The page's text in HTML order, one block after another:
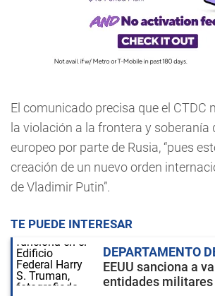
El comunicado precisa que el CTDC
la violación a la frontera y soberanía
europeo por parte de Rusia, “pues
creación de un nuevo orden
de Vladimir Putin”.
TE PUEDE INTERESAR
DEPARTAMENTO
EEUU sanciona a
entidades militares